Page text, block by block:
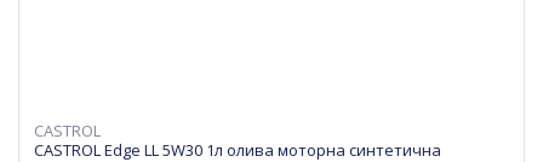
CASTROL
CASTROL Edge LL 5W30 1л олива моторна синтетична